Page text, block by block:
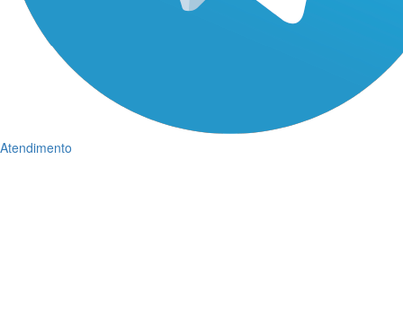
Atendimento